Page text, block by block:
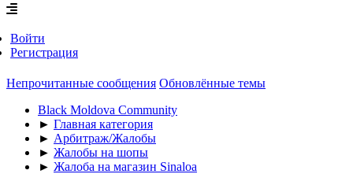
Войти
Регистрация
Непрочитанные сообщения Обновлённые темы
Black Moldova Community
► Главная категория
► Арбитраж/Жалобы
► Жалобы на шопы
► Жалоба на магазин Sinaloa